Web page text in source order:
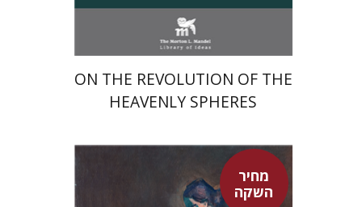
ON THE REVOLUTION OF THE
HEAVENLY SPHERES
מחיר
השקהדוד אסף